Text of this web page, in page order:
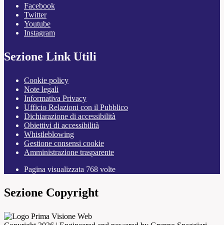
Facebook
Twitter
Youtube
Instagram
Sezione Link Utili
Cookie policy
Note legali
Informativa Privacy
Ufficio Relazioni con il Pubblico
Dichiarazione di accessibilità
Obiettivi di accessibilità
Whistleblowing
Gestione consensi cookie
Amministrazione trasparente
Pagina visualizzata 768 volte
Sezione Copyright